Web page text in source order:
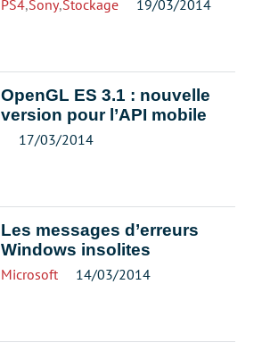
PS4,Sony,Stockage 19/03/2014
OpenGL ES 3.1 : nouvelle
version pour l’API mobile
17/03/2014
Les messages d’erreurs
Windows insolites
Microsoft 14/03/2014